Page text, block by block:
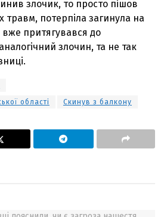
злочик, то просто пішов
травм, потерпіла загинула на
вже притягувався до
злочин, та не так
області
Скинув з балкону